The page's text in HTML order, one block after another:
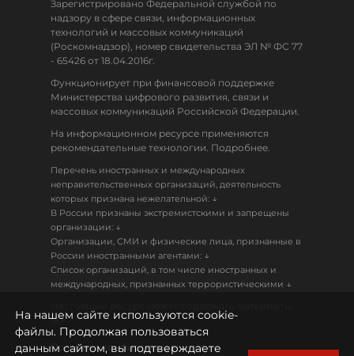
Зарегистрировано Федеральной службой по
надзору в сфере связи, информационных
технологий и массовых коммуникаций
(Роскомнадзор), номер свидетельства ЭЛ № ФС 77
- 65426 от 18.04.2016г.
Функционирует при финансовой поддержке
Министерства цифрового развития, связи и
массовых коммуникаций Российской Федерации.
На информационном ресурсе применяются
рекомендательные технологии. Подробнее.
Перечень иностранных и международных
неправительственных организаций, деятельность
которых признана нежелательной: ↓
В России признаны экстремистскими и запрещены
организации: ↓
Организации, СМИ и физические лица, признанные в
России иностранными агентами: ↓
Список организаций, в том числе иностранных и
международных, признанных террористическими ↓
18+
Политика конфиденциальности
На нашем сайте используются cookie-
файлы. Продолжая пользоваться
данным сайтом, вы подтверждаете